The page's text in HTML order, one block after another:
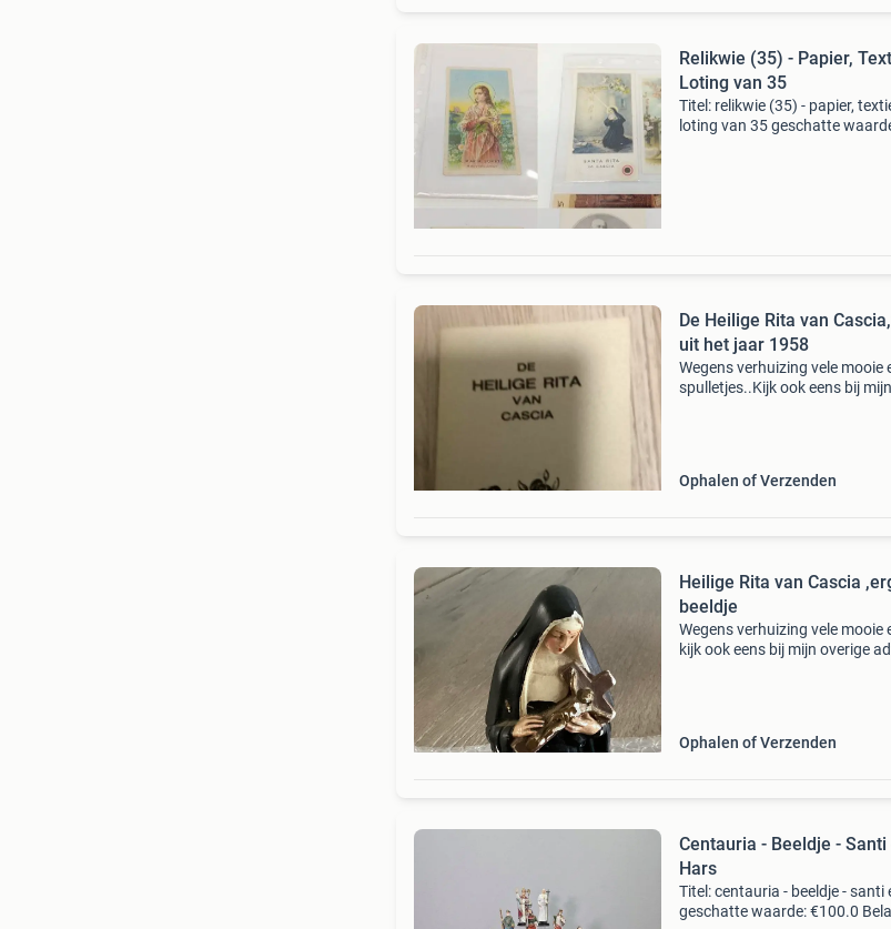
Relikwie (35) - Papier,
Loting van 35
Titel: relikwie (35) - papier,
loting van 35 geschatte
De Heilige Rita van
uit het jaar 1958
Wegens verhuizing vele mooie
spulletjes..Kijk ook eens bij
Ophalen of Verzenden
Heilige Rita van Cascia
beeldje
Wegens verhuizing vele mooie
kijk ook eens bij mijn overige
Ophalen of Verzenden
Centauria - Beeldje -
Hars
Titel: centauria - beeldje - santi
geschatte waarde: €100.0